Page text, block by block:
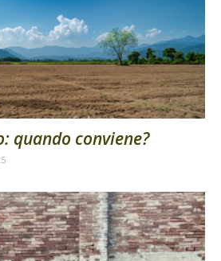
quando conviene?